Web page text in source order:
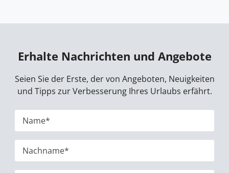
Erhalte Nachrichten und Angebote
Seien Sie der Erste, der von Angeboten, Neuigkeiten
und Tipps zur Verbesserung Ihres Urlaubs erfährt.